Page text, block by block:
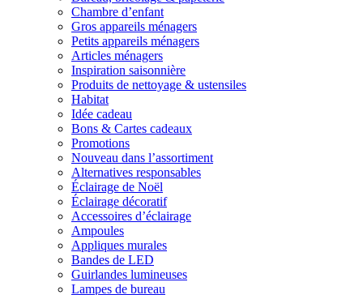
Chambre d’enfant
Gros appareils ménagers
Petits appareils ménagers
Articles ménagers
Inspiration saisonnière
Produits de nettoyage & ustensiles
Habitat
Idée cadeau
Bons & Cartes cadeaux
Promotions
Nouveau dans l’assortiment
Alternatives responsables
Éclairage de Noël
Éclairage décoratif
Accessoires d’éclairage
Ampoules
Appliques murales
Bandes de LED
Guirlandes lumineuses
Lampes de bureau